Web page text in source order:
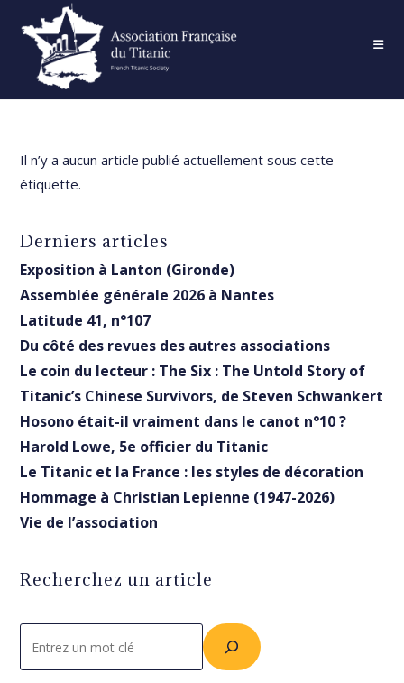
content
Il n’y a aucun article publié actuellement sous cette
étiquette.
Derniers articles
Exposition à Lanton (Gironde)
Assemblée générale 2026 à Nantes
Latitude 41, n°107
Du côté des revues des autres associations
Le coin du lecteur : The Six : The Untold Story of
Titanic’s Chinese Survivors, de Steven Schwankert
Hosono était-il vraiment dans le canot n°10 ?
Harold Lowe, 5e officier du Titanic
Le Titanic et la France : les styles de décoration
Hommage à Christian Lepienne (1947-2026)
Vie de l’association
Recherchez un article